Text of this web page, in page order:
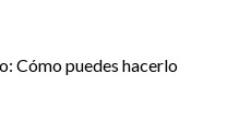
Cómo puedes hacerlo